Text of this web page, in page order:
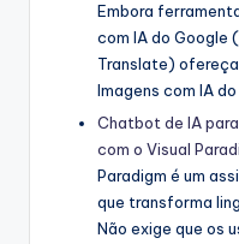
Embora
com IA do Google
Translate)
Imagens com IA
Chatbot de IA
com o Visual
Paradigm é um
que transforma
Não exige que os